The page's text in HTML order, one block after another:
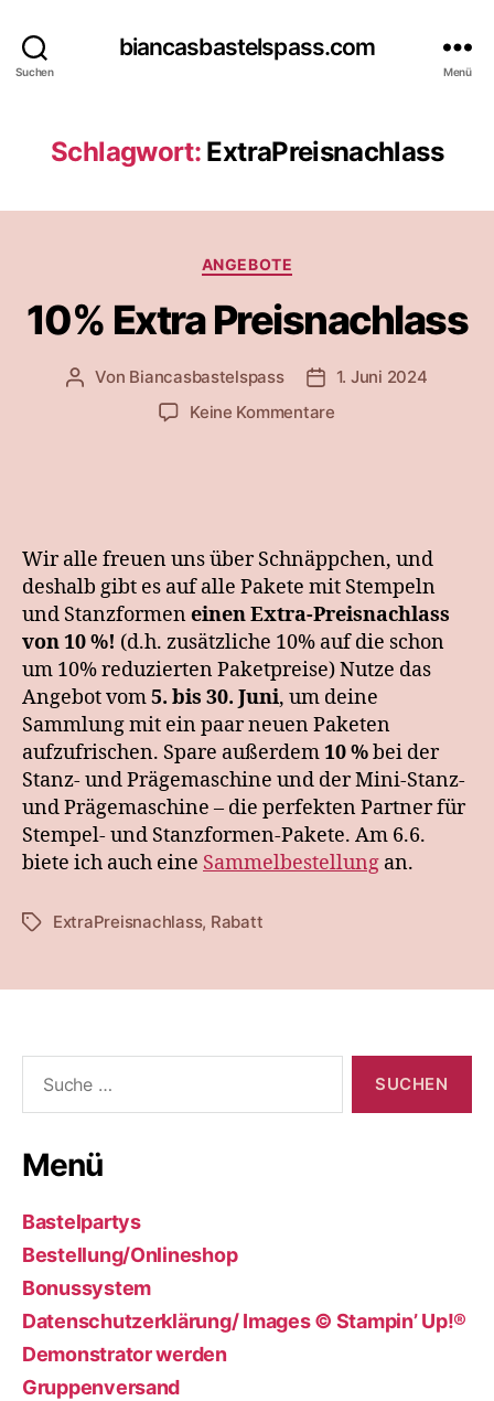
Suchen
biancasbastelspass.com
Menü
Schlagwort: ExtraPreisnachlass
Kategorien
ANGEBOTE
10% Extra Preisnachlass
Beitragsautor
Von Biancasbastelspass Beitragsdatum
1. Juni 2024
Keine Kommentarezu
Wir alle freuen uns über Schnäppchen, und
deshalb gibt es auf alle Pakete mit Stempeln
und Stanzformeneinen Extra-Preisnachlass
von 10 %! (d.h. zusätzliche 10% auf die schon
um 10% reduzierten Paketpreise) Nutze das
Angebot vom5. bis 30. Juni, um deine
Sammlung mit ein paar neuen Paketen
aufzufrischen. Spare außerdem10 %bei der
Stanz- und Prägemaschine und der Mini-Stanz-
und Prägemaschine – die perfekten Partner für
Stempel- und Stanzformen-Pakete. Am 6.6.
biete ich auch eine Sammelbestellung an.
Schlagwörter
ExtraPreisnachlass, Rabatt
nach:
Menü
Bastelpartys
Bestellung/Onlineshop
Bonussystem
Datenschutzerklärung/ Images © Stampin’ Up!®
Demonstrator werden
Gruppenversand